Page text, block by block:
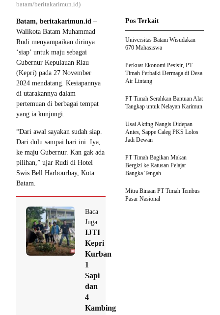
batam/beritakarimun.id)
Batam, beritakarimun.id –
Walikota Batam Muhammad
Rudi menyampaikan dirinya
‘siap’ untuk maju sebagai
Gubernur Kepulauan Riau
(Kepri) pada 27 November
2024 mendatang. Kesiapannya
di utarakannya dalam
pertemuan di berbagai tempat
yang ia kunjungi.
“Dari awal sayakan sudah siap.
Dari dulu sampai hari ini. Iya,
ke maju Gubernur. Kan gak ada
pilihan,” ujar Rudi di Hotel
Swis Bell Harbourbay, Kota
Batam.
Baca
Juga
IJTI
Kepri
Kurban
1
Sapi
dan
4
Kambing
Pos Terkait
Universitas Batam Wisudakan
670 Mahasiswa
Perkuat Ekonomi Pesisir, PT
Timah Perbaiki Dermaga di Desa
Air Lintang
PT Timah Serahkan Bantuan Alat
Tangkap untuk Nelayan Karimun
Usai Akting Nangis Didepan
Anies, Sappe Caleg PKS Lolos
Jadi Dewan
PT Timah Bagikan Makan
Bergizi ke Ratusan Pelajar
Bangka Tengah
Mitra Binaan PT Timah Tembus
Pasar Nasional